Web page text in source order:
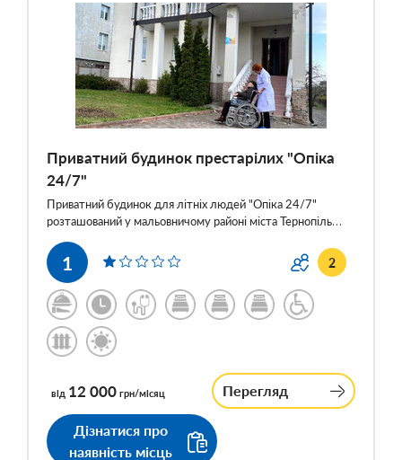
Приватний будинок престарілих "Опіка
24/7"
Приватний будинок для літніх людей "Опіка 24/7"
розташований у мальовничому районі міста Тернопіль…
1 2
від 12 000 грн/місяц Перегляд
Дізнатися про
наявність місць